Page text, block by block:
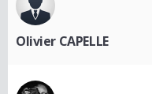
Olivier CAPELLE